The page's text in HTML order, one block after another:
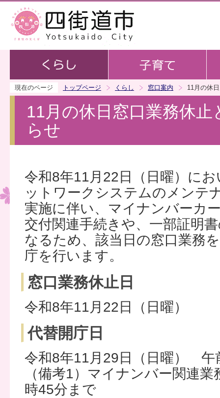
現在のページ トップページ くらし 窓口案内 11月の休
11月の休日窓口業務休
らせ
令和8年11月22日（日曜）に
ットワークシステムのメンテ
実施に伴い、マイナンバーカ
交付関連手続きや、一部証明
なるため、該当日の窓口業務
庁を行います。
窓口業務休止日
令和8年11月22日（日曜）
代替開庁日
令和8年11月29日（日曜） 午
（備考1）マイナンバー関連
時45分まで